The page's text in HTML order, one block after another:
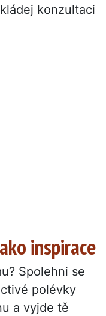
konzultaci
inspirace
Spolehni se
polévky
a vyjde tě